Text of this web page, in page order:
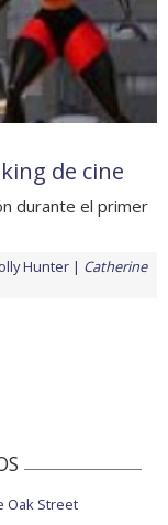
de cine
durante el primer
Hunter
Catherine
Oak Street